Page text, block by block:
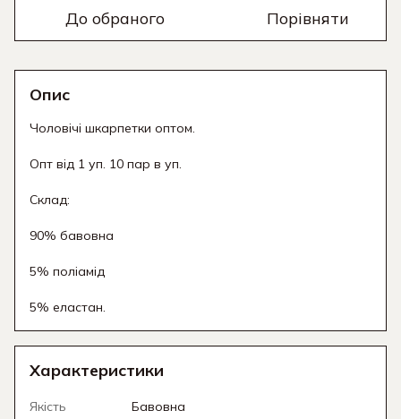
До обраного Порівняти
Опис
Чоловічі шкарпетки оптом.
Опт від 1 уп. 10 пар в уп.
Склад:
90% бавовна
5% поліамід
5% еластан.
Характеристики
Якість
Бавовна